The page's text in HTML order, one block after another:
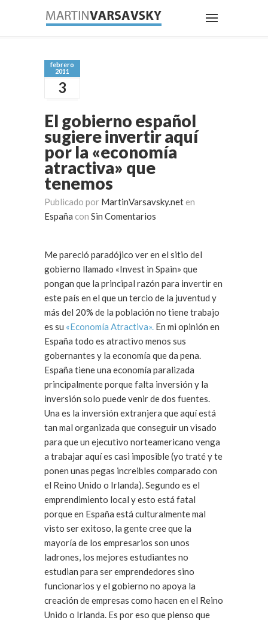
febrero
2011
3
El gobierno español
sugiere invertir aquí
por la «economía
atractiva» que
tenemos
Publicado por MartinVarsavsky.net en
España con Sin Comentarios
Me pareció paradójico ver en el sitio del
gobierno llamado «Invest in Spain» que
pongan que la principal razón para invertir en
este país en el que un tercio de la juventud y
más del 20% de la población no tiene trabajo
es su «Economía Atractiva». En mi opinión en
España todo es atractivo menos sus
gobernantes y la economía que da pena.
España tiene una economía paralizada
principalmente porque falta inversión y la
inversión solo puede venir de dos fuentes.
Una es la inversión extranjera que aquí está
tan mal organizada que conseguir un visado
para que un ejecutivo norteamericano venga
a trabajar aquí es casi imposible (yo traté y te
ponen unas pegas increibles comparado con
el Reino Unido o Irlanda). Segundo es el
emprendimiento local y esto está fatal
porque en España está culturalmente mal
visto ser exitoso, la gente cree que la
mayoría de los empresarios son unos
ladrones, los mejores estudiantes no
estudian para ser emprendedores sino
funcionarios y el gobierno no apoya la
creación de empresas como hacen en el Reino
Unido o Irlanda. Es por eso que pienso que